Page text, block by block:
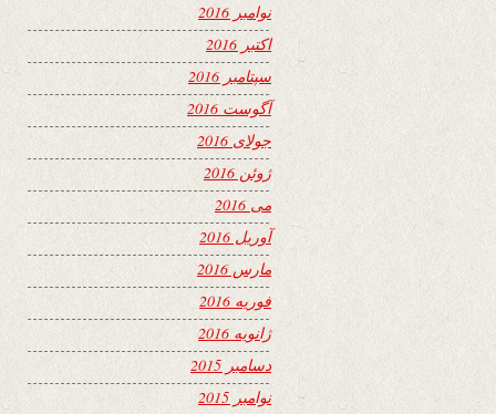
نوامبر 2016
اکتبر 2016
سپتامبر 2016
آگوست 2016
جولای 2016
ژوئن 2016
می 2016
آوریل 2016
مارس 2016
فوریه 2016
ژانویه 2016
دسامبر 2015
نوامبر 2015